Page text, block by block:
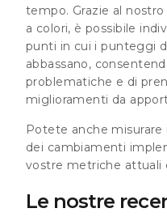
tempo. Grazie al
a colori, è possibile
punti in cui i punteggi
abbassano,
problematiche e di
miglioramenti da
Potete anche
dei cambiamenti
vostre metriche attuali
Le nostre